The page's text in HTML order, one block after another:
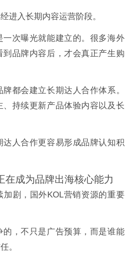
进入长期内容运营阶段。
一次曝光就能建立的。很多海外
品牌内容后，才会真正产生购
都会建立长期达人合作体系。
持续更新产品体验内容以及长
人合作更容易形成品牌认知积
在成为品牌出海核心能力
加剧，国外KOL营销资源的重要
，不只是广告预算，而是谁能
。